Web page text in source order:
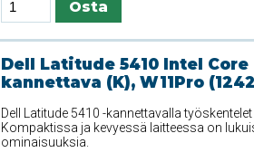
Dell Latitude 5410 Intel Core
kannettava (K), W11Pro
Dell Latitude 5410 -kannettavalla
Kompaktissa ja kevyessä laitteessa on
ominaisuuksia.